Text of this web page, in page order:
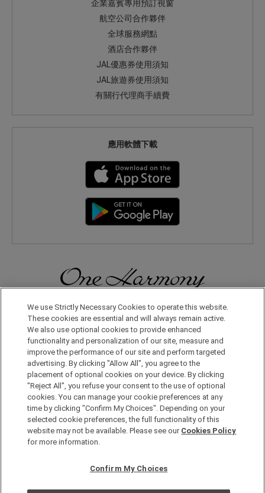
企業嘉賓專用預訂視窗
航空公司合作夥伴
全球服務網點
酒店合作夥伴
JAL優惠券使用須知
JAL旅遊券使用須知
有關行代理商手續費
應用軟體下載
無論在日本國內還是在世界其他地方，您都會體驗到更多旅行的樂
趣。只要申請成為One Harmony會員，即可享受各種專屬優惠。
申請加入會員，請點擊此處
Copyright © Okura Nikko Hotel Management Co., Ltd. All
個人信息保護方針
We use Strictly Necessary Cookies to operate this website.
These cookies are essential and will always remain active.
We also use optional cookies to provide enhanced
functionality and personalization of our site, measure and
improve the performance of our site and perform targeted
advertising. By clicking "Allow All", you agree to the
placement of optional cookies on your device. By clicking
"Reject All", you refuse your consent to the use of optional
cookies. You can manage your cookie preferences at any
time by clicking "Confirm My Choices". Depending on your
selected cookie preferences, the full functionality of this
website may not be available. Please see our Cookies Policy
for more information.
Confirm My Choices